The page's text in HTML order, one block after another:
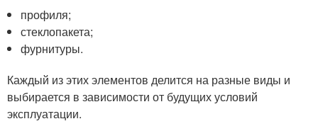
профиля;
стеклопакета;
фурнитуры.
Каждый из этих элементов делится на разные виды и
выбирается в зависимости от будущих условий
эксплуатации.